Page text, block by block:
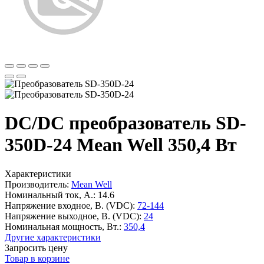
DC/DC преобразователь SD-
350D-24 Mean Well 350,4 Вт
Характеристики
Производитель: Mean Well
Номинальный ток, А.: 14.6
Напряжение входное, В. (VDC): 72-144
Напряжение выходное, В. (VDC): 24
Номинальная мощность, Вт.: 350,4
Другие характеристики
Запросить цену
Товар в корзине